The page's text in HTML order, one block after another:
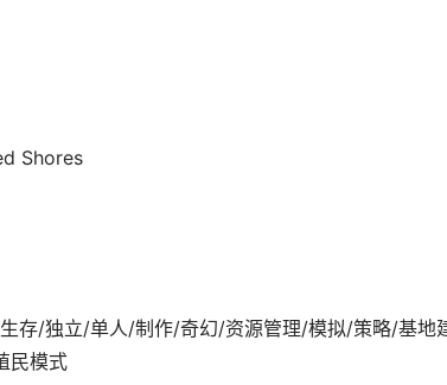
Shores
/独立/单人/制作/奇幻/资源管理/模拟/策略/基地
民模式